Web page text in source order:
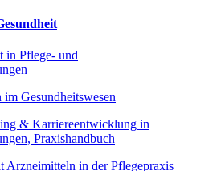
in Pflege- und
Gesundheitswesen
& Karriereentwicklung in
Praxishandbuch
Arzneimitteln in der Pflegepraxis